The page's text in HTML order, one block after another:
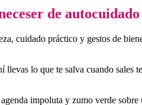
de autocuidado
cuidado práctico y gestos de
lo que te salva cuando sales
impoluta y zumo verde